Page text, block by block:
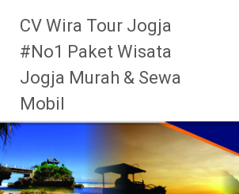
CV Wira Tour Jogja
#No1 Paket Wisata
Jogja Murah & Sewa
Mobil